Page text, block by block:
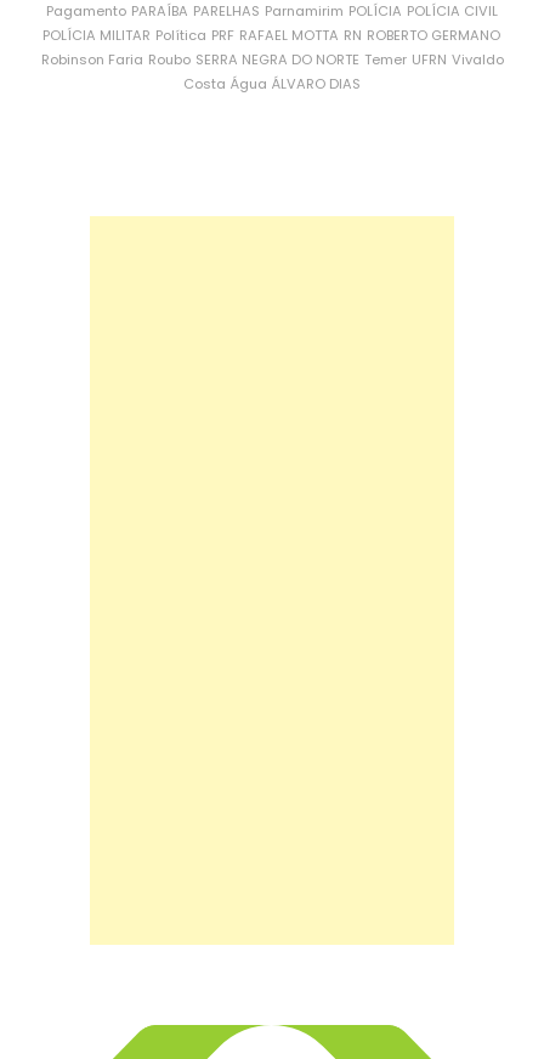
Pagamento PARAÍBA PARELHAS Parnamirim POLÍCIA POLÍCIA CIVIL
POLÍCIA MILITAR Política PRF RAFAEL MOTTA RN ROBERTO GERMANO
Robinson Faria Roubo SERRA NEGRA DO NORTE Temer UFRN Vivaldo
Costa Água ÁLVARO DIAS